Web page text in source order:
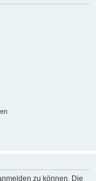
zu können. Die